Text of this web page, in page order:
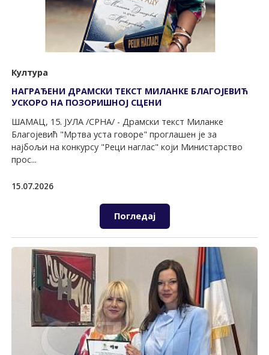
Култура
НАГРАЂЕНИ ДРАМСКИ TЕКСT МИЛАНКЕ БЛАГОЈЕВИЋ
УСКОРО НА ПОЗОРИШНОЈ СЦЕНИ
ШАМАЦ, 15. ЈУЛА /СРНА/ - Драмски текст Миланке
Благојевић "Мртва уста говоре" проглашен је за
најбољи на конкурсу "Реци наглас" који Министарство
прос...
15.07.2026
Погледај